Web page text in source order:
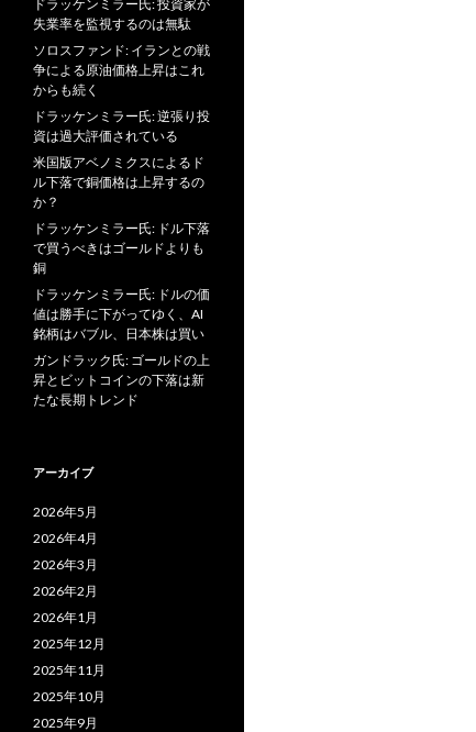
ドラッケンミラー氏: 投資家が
失業率を監視するのは無駄
ソロスファンド: イランとの戦
争による原油価格上昇はこれ
からも続く
ドラッケンミラー氏: 逆張り投
資は過大評価されている
米国版アベノミクスによるド
ル下落で銅価格は上昇するの
か？
ドラッケンミラー氏: ドル下落
で買うべきはゴールドよりも
銅
ドラッケンミラー氏: ドルの価
値は勝手に下がってゆく、AI
銘柄はバブル、日本株は買い
ガンドラック氏: ゴールドの上
昇とビットコインの下落は新
たな長期トレンド
アーカイブ
2026年5月
2026年4月
2026年3月
2026年2月
2026年1月
2025年12月
2025年11月
2025年10月
2025年9月